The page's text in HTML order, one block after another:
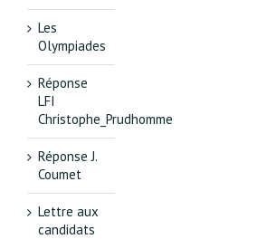
Les
Olympiades
Réponse
LFI
Christophe_Prudhomme
Réponse J.
Coumet
Lettre aux
candidats